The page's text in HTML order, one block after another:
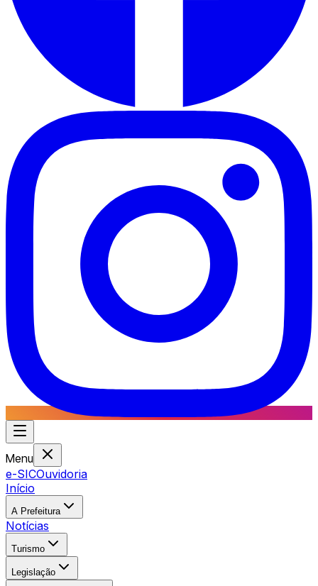
Menu
e-SICOuvidoria
Início
A Prefeitura
Notícias
Turismo
Legislação